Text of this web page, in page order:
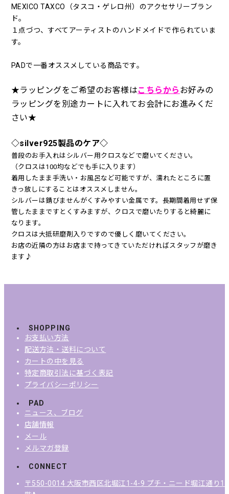
MEXICO TAXCO（タスコ・ゲレロ州）のアクセサリーブラン
ド。
１点づつ、すべてアーティストのハンドメイドで作られていま
す。
PADで一番オススメしている商品です。
★ラッピングをご希望のお客様はこちらから お好みの
ラッピングを別途カートに入れてお会計にお進みくだ
さい★
◇silver925製品のケア◇
普段のお手入れはシルバー用クロスなどで磨いてください。
（クロスは100均などでも手に入ります）
着用したまま手洗い・お風呂など可能ですが、濡れたところに置
きっ放しにすることはオススメしません。
シルバーは錆びませんがくすみやすい金属です。長期間着用せず保
管したままですとくすみますが、クロスで磨いたりすると綺麗に
なります。
クロスは大抵研磨剤入りですので優しく磨いてください。
お店の近隣の方はお店まで持ってきていただければスタッフが磨き
ます♪
SHOPPING
お支払い方法
配送方法・送料について
カートの中を見る
特定商取引法に基づく表記
プライバシーポリシー
PAD
ニュース、ブログ
店舗情報
メール
メルマガ登録
CONNECT
〒550-0014 大阪市西区北堀江1-4-9 プチ・ニード堀江通り1